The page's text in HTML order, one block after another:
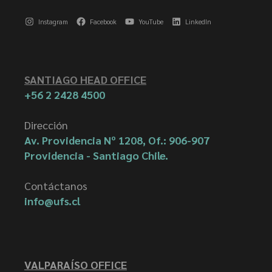
Instagram Facebook YouTube LinkedIn
SANTIAGO HEAD OFFICE
+56 2 2428 4500
Dirección
Av. Providencia Nº 1208, Of.: 906-907
Providencia - Santiago Chile.
Contáctanos
info@ufs.cl
VALPARAÍSO OFFICE